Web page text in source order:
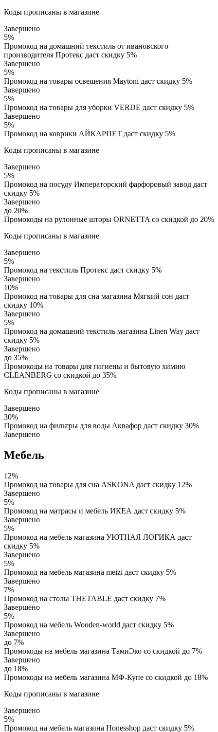
Коды прописаны в магазине
Завершено
5%
Промокод на домашний текстиль от ивановского
производителя Протекс даст скидку 5%
Завершено
5%
Промокод на товары освещения Maytoni даст скидку 5%
Завершено
5%
Промокод на товары для уборки VERDE даст скидку 5%
Завершено
5%
Промокод на коврики АЙКАРПЕТ даст скидку 5%
Коды прописаны в магазине
Завершено
5%
Промокод на посуду Императорский фарфоровый завод даст
скидку 5%
Завершено
до 20%
Промокоды на рулонные шторы ORNETTA со скидкой до 20%
Коды прописаны в магазине
Завершено
5%
Промокод на текстиль Протекс даст скидку 5%
Завершено
10%
Промокод на товары для сна магазина Мягкий сон даст
скидку 10%
Завершено
5%
Промокод на домашний текстиль магазина Linen Way даст
скидку 5%
Завершено
до 35%
Промокоды на товары для гигиены и бытовую химию
CLEANBERG со скидкой до 35%
Коды прописаны в магазине
Завершено
30%
Промокод на фильтры для воды Аквафор даст скидку 30%
Завершено
Мебель
12%
Промокод на товары для сна ASKONA даст скидку 12%
Завершено
5%
Промокод на матрасы и мебель ИКЕА даст скидку 5%
Завершено
5%
Промокод на мебель магазина УЮТНАЯ ЛОГИКА даст
скидку 5%
Завершено
5%
Промокод на мебель магазина meizi даст скидку 5%
Завершено
7%
Промокод на столы THETABLE даст скидку 7%
Завершено
5%
Промокод на мебель Wooden-world даст скидку 5%
Завершено
до 7%
Промокоды на мебель магазина ТамиЭко со скидкой до 7%
Завершено
до 18%
Промокоды на мебель магазина МФ-Купе со скидкой до 18%
Коды прописаны в магазине
Завершено
5%
Промокод на мебель магазина Honesshop даст скидку 5%